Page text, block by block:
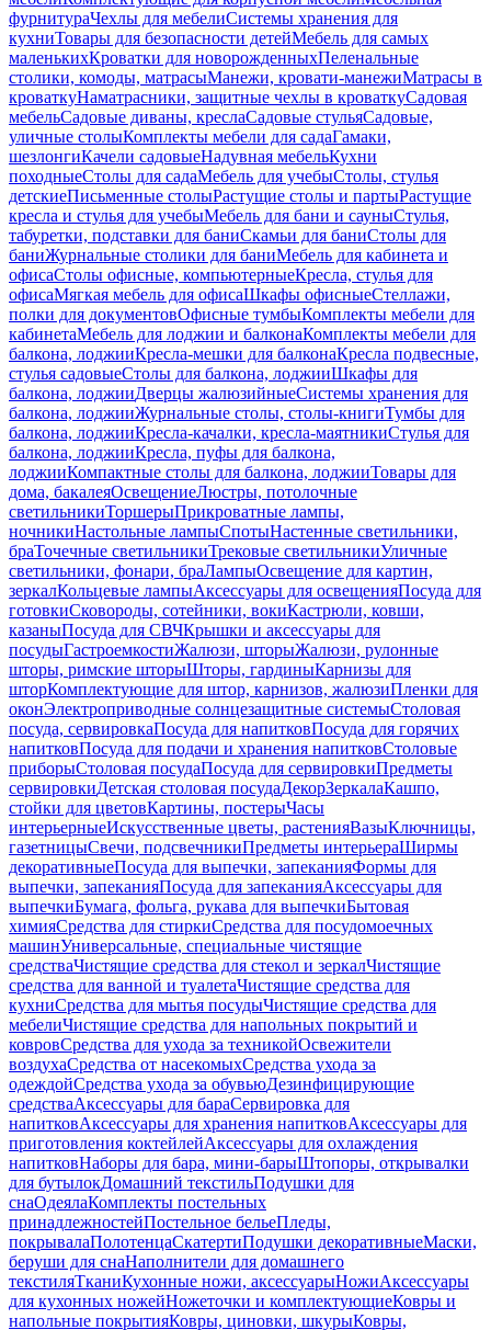
фурнитураЧехлы для мебелиСистемы хранения для
кухниТовары для безопасности детейМебель для самых
маленькихКроватки для новорожденныхПеленальные
столики, комоды, матрасыМанежи, кровати-манежиМатрасы в
кроваткуНаматрасники, защитные чехлы в кроваткуСадовая
мебельСадовые диваны, креслаСадовые стульяСадовые,
уличные столыКомплекты мебели для садаГамаки,
шезлонгиКачели садовыеНадувная мебельКухни
походныеСтолы для садаМебель для учебыСтолы, стулья
детскиеПисьменные столыРастущие столы и партыРастущие
кресла и стулья для учебыМебель для бани и сауныСтулья,
табуретки, подставки для баниСкамьи для баниСтолы для
баниЖурнальные столики для баниМебель для кабинета и
офисаСтолы офисные, компьютерныеКресла, стулья для
офисаМягкая мебель для офисаШкафы офисныеСтеллажи,
полки для документовОфисные тумбыКомплекты мебели для
кабинетаМебель для лоджии и балконаКомплекты мебели для
балкона, лоджииКресла-мешки для балконаКресла подвесные,
стулья садовыеСтолы для балкона, лоджииШкафы для
балкона, лоджииДверцы жалюзийныеСистемы хранения для
балкона, лоджииЖурнальные столы, столы-книгиТумбы для
балкона, лоджииКресла-качалки, кресла-маятникиСтулья для
балкона, лоджииКресла, пуфы для балкона,
лоджииКомпактные столы для балкона, лоджииТовары для
дома, бакалеяОсвещениеЛюстры, потолочные
светильникиТоршерыПрикроватные лампы,
ночникиНастольные лампыСпотыНастенные светильники,
браТочечные светильникиТрековые светильникиУличные
светильники, фонари, браЛампыОсвещение для картин,
зеркалКольцевые лампыАксессуары для освещенияПосуда для
готовкиСковороды, сотейники, вокиКастрюли, ковши,
казаныПосуда для СВЧКрышки и аксессуары для
посудыГастроемкостиЖалюзи, шторыЖалюзи, рулонные
шторы, римские шторыШторы, гардиныКарнизы для
шторКомплектующие для штор, карнизов, жалюзиПленки для
оконЭлектроприводные солнцезащитные системыСтоловая
посуда, сервировкаПосуда для напитковПосуда для горячих
напитковПосуда для подачи и хранения напитковСтоловые
приборыСтоловая посудаПосуда для сервировкиПредметы
сервировкиДетская столовая посудаДекорЗеркалаКашпо,
стойки для цветовКартины, постерыЧасы
интерьерныеИскусственные цветы, растенияВазыКлючницы,
газетницыСвечи, подсвечникиПредметы интерьераШирмы
декоративныеПосуда для выпечки, запеканияФормы для
выпечки, запеканияПосуда для запеканияАксессуары для
выпечкиБумага, фольга, рукава для выпечкиБытовая
химияСредства для стиркиСредства для посудомоечных
машинУниверсальные, специальные чистящие
средстваЧистящие средства для стекол и зеркалЧистящие
средства для ванной и туалетаЧистящие средства для
кухниСредства для мытья посудыЧистящие средства для
мебелиЧистящие средства для напольных покрытий и
ковровСредства для ухода за техникойОсвежители
воздухаСредства от насекомыхСредства ухода за
одеждойСредства ухода за обувьюДезинфицирующие
средстваАксессуары для бараСервировка для
напитковАксессуары для хранения напитковАксессуары для
приготовления коктейлейАксессуары для охлаждения
напитковНаборы для бара, мини-барыШтопоры, открывалки
для бутылокДомашний текстильПодушки для
снаОдеялаКомплекты постельных
принадлежностейПостельное бельеПледы,
покрывалаПолотенцаСкатертиПодушки декоративныеМаски,
беруши для снаНаполнители для домашнего
текстиляТканиКухонные ножи, аксессуарыНожиАксессуары
для кухонных ножейНожеточки и комплектующиеКовры и
напольные покрытияКовры, циновки, шкурыКовры,